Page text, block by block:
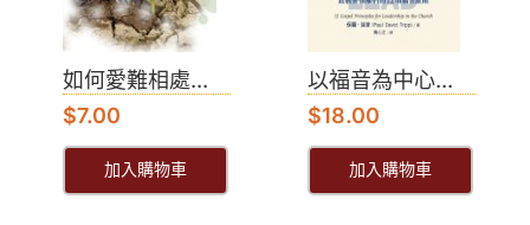
如何愛難相處...
$7.00
加入購物車
以福音為中心...
$18.00
加入購物車